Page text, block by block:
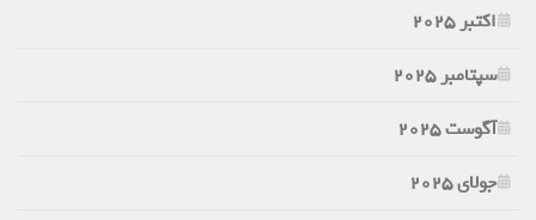
اکتبر 2025
سپتامبر 2025
آگوست 2025
جولای 2025